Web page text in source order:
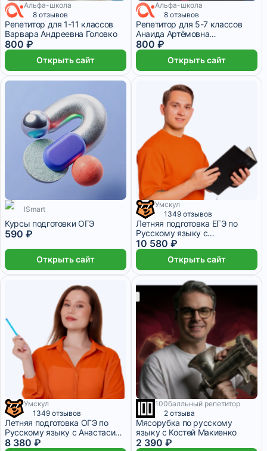
Альфа-школа
8 отзывов
Репетитор для 1-11 классов
Варвара Андреевна Головко
800 ₽
Открыть сайт
Альфа-школа
8 отзывов
Репетитор для 5-7 классов
Анаида Артёмовна
Петросьянц
800 ₽
Открыть сайт
ISmart
Курсы подготовки ОГЭ
590 ₽
Открыть сайт
2 645 ₽/мес 1 месяц
Умскул
1349 отзывов
Летняя подготовка ЕГЭ по
Русскому языку с
Александром Долгих – 11
класс
10 580 ₽
Открыть сайт
2 095 ₽/мес 1 месяц
Умскул
1349 отзывов
Летняя подготовка ОГЭ по
Русскому языку с Анастасией
Гласной – 9 класс
8 380 ₽
4 месяца
100балльный репетитор
2 отзыва
Мясорубка по русскому
языку с Костей Макиенко
2 390 ₽